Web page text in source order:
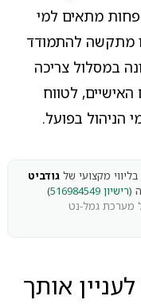
פחות מתאים למי
מתקשה להתמודד
במסלול צריכה
לטווח
הניהול בפועל.
מקצועי של גודביט
(רישיון 516984549
)
על מערכת גמל-נט
אותך